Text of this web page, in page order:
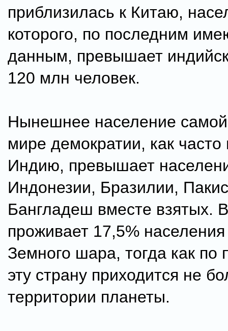
приблизилась к Китаю,
которого, по последним
данным, превышает
120 млн человек.
Нынешнее население
мире демократии, как
Индию, превышает
Индонезии, Бразилии,
Бангладеш вместе взятых.
проживает 17,5% населения
Земного шара, тогда как по
эту страну приходится не
территории планеты.